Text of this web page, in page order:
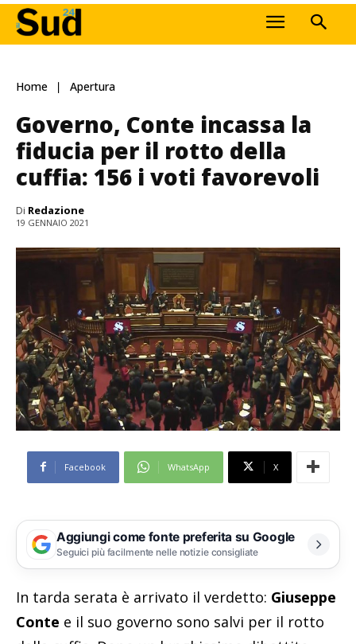
Home Apertura
Governo, Conte incassa la
fiducia per il rotto della
cuffia: 156 i voti favorevoli
Di Redazione
19 GENNAIO 2021
Facebook WhatsApp X
Aggiungi come fonte preferita su Google
Seguici più facilmente nelle notizie consigliate
In tarda serata è arrivato il verdetto: Giuseppe
Conte e il suo governo sono salvi per il rotto